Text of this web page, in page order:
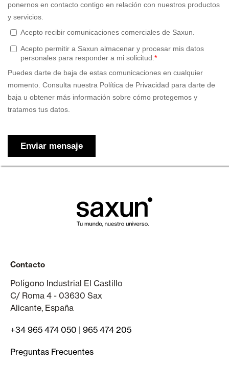
Contacto
Polígono Industrial El Castillo
C/ Roma 4 - 03630 Sax
Alicante, España
+34 965 474 050 | 965 474 205
Preguntas Frecuentes